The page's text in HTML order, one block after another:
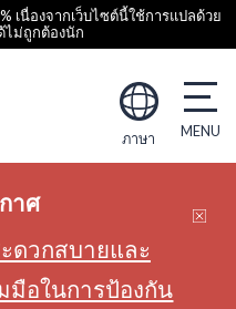
เนื่องจากเว็บไซต์นี้ใช้การแปลด้วย
ไม่ถูกต้องนัก
ภาษา
าศ
ดวกสบายและ
มือในการป้องกัน